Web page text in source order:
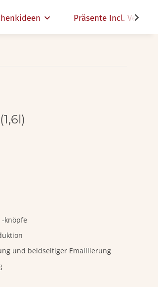
Präsente Incl. Versand
-knöpfe
und beidseitiger Emaillierung